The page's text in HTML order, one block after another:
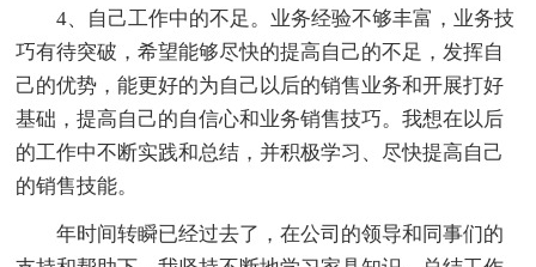
4、自己工作中的不足。业务经验不够丰富，业务技
巧有待突破，希望能够尽快的提高自己的不足，发挥自
己的优势，能更好的为自己以后的销售业务和开展打好
基础，提高自己的自信心和业务销售技巧。我想在以后
的工作中不断实践和总结，并积极学习、尽快提高自己
的销售技能。
年时间转瞬已经过去了，在公司的领导和同事们的